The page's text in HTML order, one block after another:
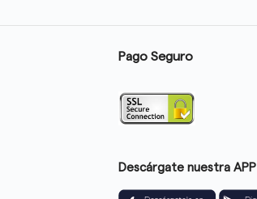
Pago Seguro
Descárgate nuestra APP